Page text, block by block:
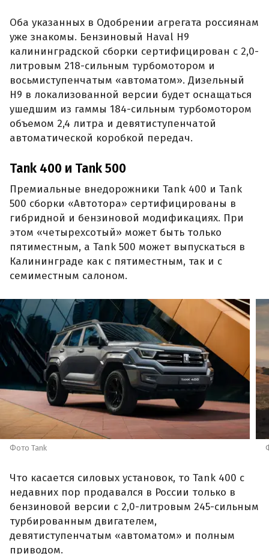
Оба указанных в Одобрении агрегата россиянам
уже знакомы. Бензиновый Haval H9
калининградской сборки сертифицирован с 2,0-
литровым 218-сильным турбомотором и
восьмиступенчатым «автоматом». Дизельный
H9 в локализованной версии будет оснащаться
ушедшим из гаммы 184-сильным турбомотором
объемом 2,4 литра и девятиступенчатой
автоматической коробкой передач.
Tank 400 и Tank 500
Премиальные внедорожники Tank 400 и Tank
500 сборки «Автотора» сертифицированы в
гибридной и бензиновой модификациях. При
этом «четырехсотый» может быть только
пятиместным, а Tank 500 может выпускаться в
Калининграде как с пятиместным, так и с
семиместным салоном.
Фото Tank
Что касается силовых установок, то Tank 400 с
недавних пор продавался в России только в
бензиновой версии с 2,0-литровым 245-сильным
турбированным двигателем,
девятиступенчатым «автоматом» и полным
приводом.